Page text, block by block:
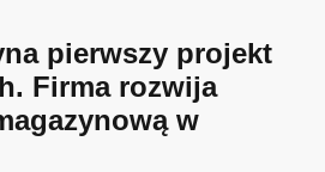
pierwszy projekt
Firma rozwija
w